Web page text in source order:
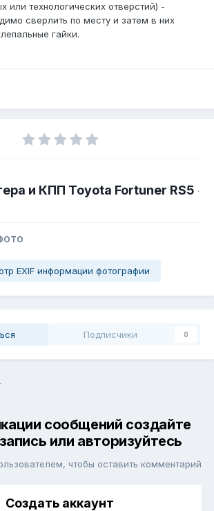
или технологических отверстий) -
сверлить по месту и затем в них
гайки.
и КПП Toyota Fortuner RS5 ·
EXIF информации фотографии
Подписчики 0
сообщений создайте
или авторизуйтесь
чтобы оставить комментарий
Создать аккаунт